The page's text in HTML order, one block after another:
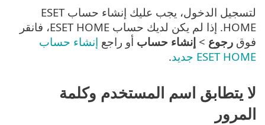
لتسجيل الدخول، يجب عليك إنشاء حساب ESET
HOME. إذا لم يكن لديك حساب ESET HOME، فانقر
فوق رجوع > إنشاء حساب أو راجع إنشاء حساب
ESET HOME جديد
.
لا يتطابق اسم المستخدم وكلمة
المرور